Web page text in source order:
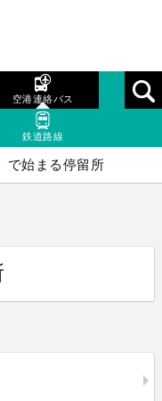
空港連絡バス
鉄道路線
で始まる停留所